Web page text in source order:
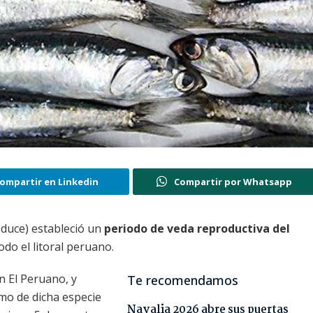
en Linkedin Compartir por Whatsapp
estableció un periodo de veda reproductiva del
el litoral peruano.
Te recomendamos
El Peruano, y
de dicha especie